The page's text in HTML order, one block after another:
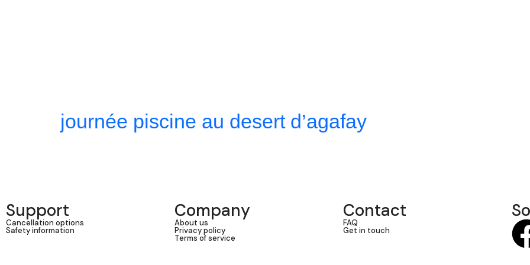
journée piscine au desert d’agafay
Support
Cancellation options
Safety information
Company
About us
Privacy policy
Terms of service
Contact
FAQ
Get in touch